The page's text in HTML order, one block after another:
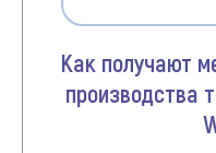
Как получают
производства